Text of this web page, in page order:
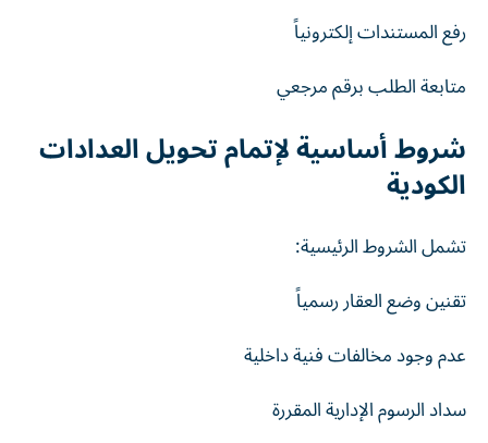
رفع المستندات إلكترونياً
متابعة الطلب برقم مرجعي
شروط أساسية لإتمام تحويل العدادات
الكودية
تشمل الشروط الرئيسية:
تقنين وضع العقار رسمياً
عدم وجود مخالفات فنية داخلية
سداد الرسوم الإدارية المقررة